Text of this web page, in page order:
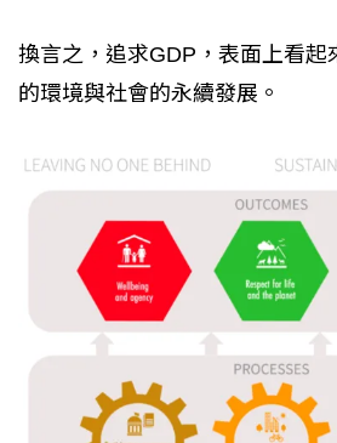
換言之，追求GDP，表面上看起
的環境與社會的永續發展。